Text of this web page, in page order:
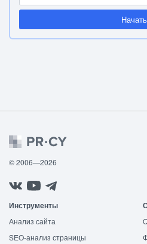
Начать
© 2006—2026
Инструменты
Анализ сайта
SEO-анализ страницы